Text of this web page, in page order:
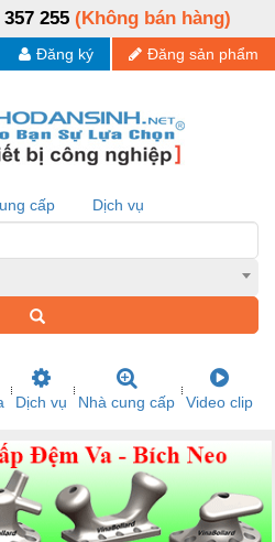
357 255 (Không bán hàng)
Đăng sản phẩm
Đăng ký
cấp Dịch vụ
Dịch vụ Nhà cung cấp Video clip